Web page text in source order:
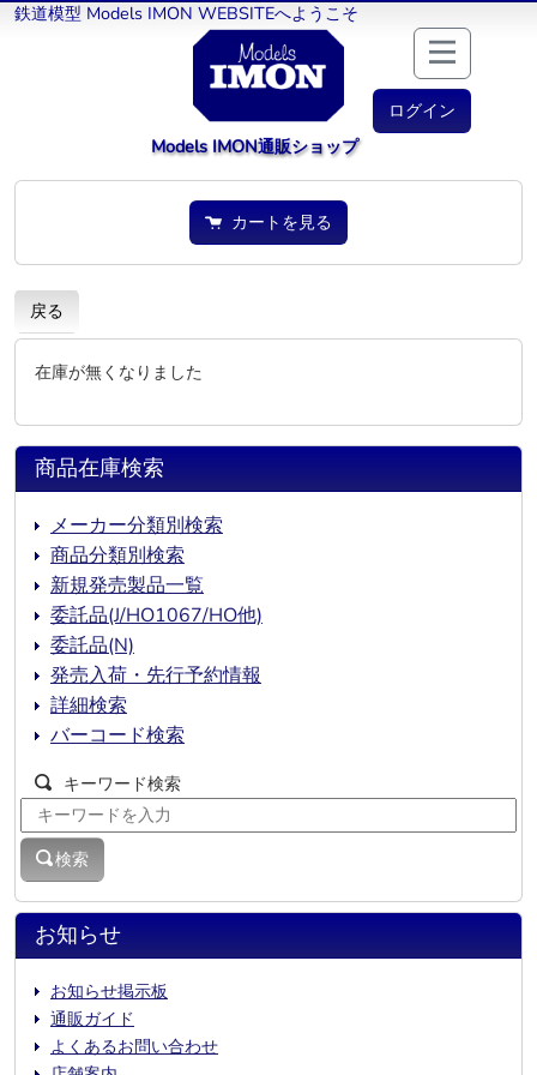
鉄道模型 Models IMON WEBSITEへようこそ
ログイン
Models IMON通販ショップ
カートを見る
戻る
在庫が無くなりました
お知らせ
お知らせ掲示板
通販ガイド
よくあるお問い合わせ
商品在庫検索
メーカー分類別検索
商品分類別検索
新規発売製品一覧
委託品(J/HO1067/HO他)
委託品(N)
発売入荷・先行予約情報
詳細検索
バーコード検索
キーワード検索
検索